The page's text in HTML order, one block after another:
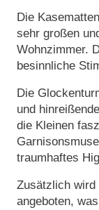
Die
sehr großen
Wohnzimmer.
besinnliche
Die
und
die Kleinen
traumhaftes
Zusätzlich wird
angeboten,